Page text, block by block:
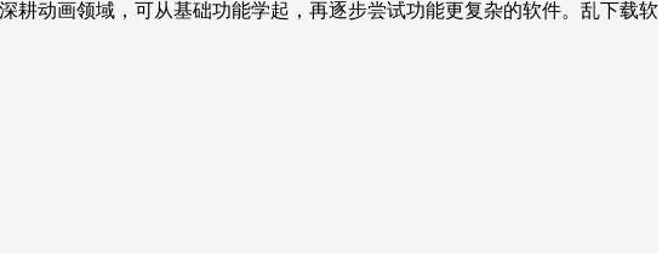
动画领域，可从基础功能学起，再逐步尝试功能更复杂的软件。乱下载软